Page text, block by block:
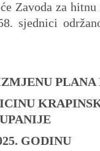
Zavoda za
sjednici
PLANA
GODINU